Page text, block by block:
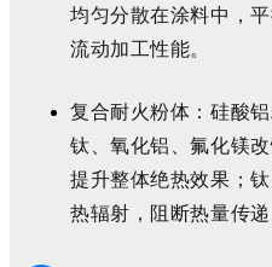
均匀分散在涂料中，
流动加工性能。
复合耐火粉体 ：硅酸
钛、氧化铝、氟化镁
提升整体绝热效果；
热辐射，阻断热量传递